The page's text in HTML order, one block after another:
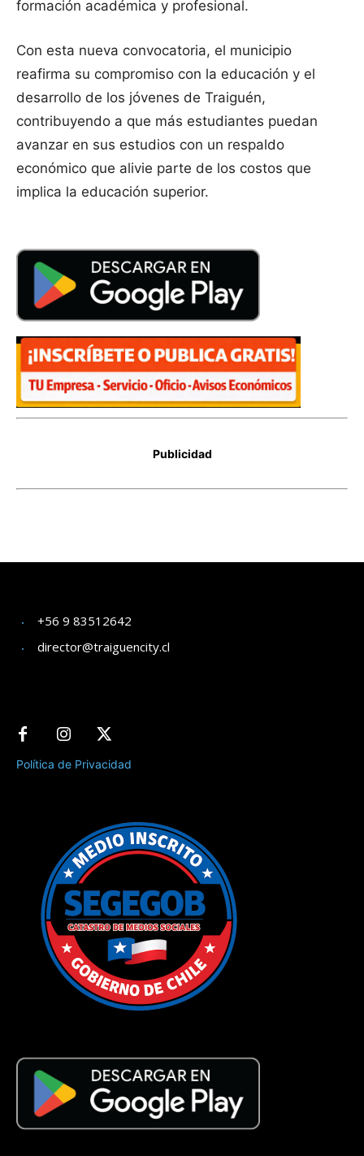
+56 9 83512642
director@traiguencity.cl
Política de Privacidad